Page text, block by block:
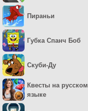
Пираньи
Губка Спанч Боб
Скуби-Ду
Квесты на русском
языке